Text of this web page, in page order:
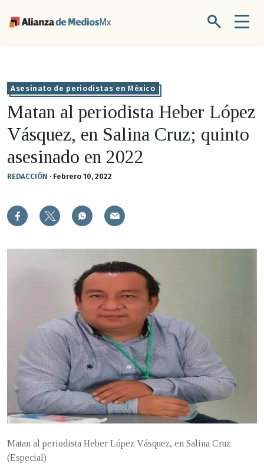
Asesinato de periodistas en México
Matan al periodista Heber López
Vásquez, en Salina Cruz; quinto
asesinado en 2022
REDACCIÓN · Febrero 10, 2022
Matan al periodista Heber López Vásquez, en Salina Cruz
(Especial)